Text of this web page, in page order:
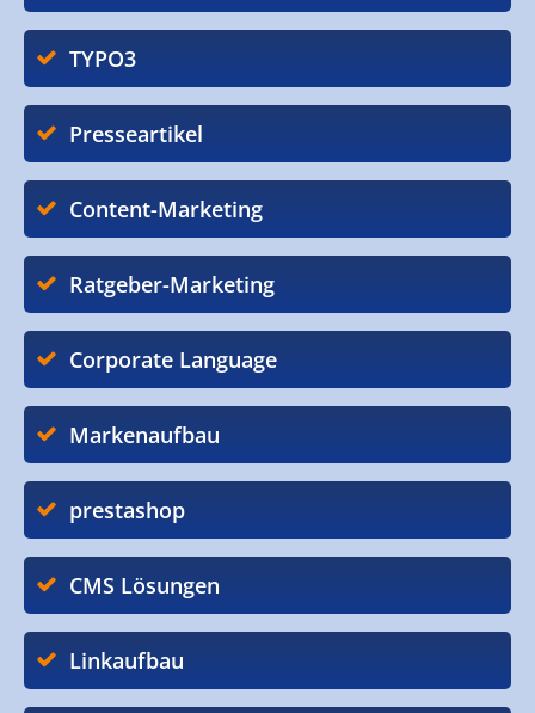
TYPO3
Presseartikel
Content-Marketing
Ratgeber-Marketing
Corporate Language
Markenaufbau
prestashop
CMS Lösungen
Linkaufbau